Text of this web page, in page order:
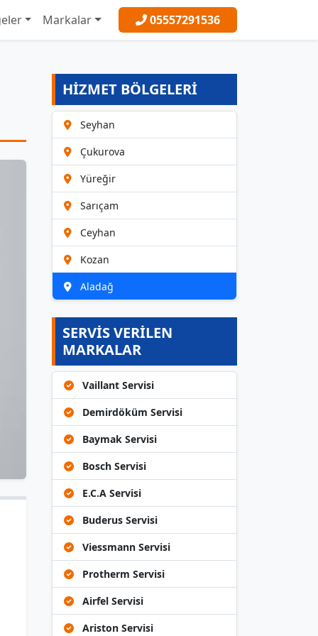
Markalar 05557291536
HİZMET BÖLGELERİ
Seyhan
Çukurova
Yüreğir
Sarıçam
Ceyhan
Kozan
Aladağ
SERVİS VERİLEN
MARKALAR
Vaillant Servisi
Demirdöküm Servisi
Baymak Servisi
Bosch Servisi
E.C.A Servisi
Buderus Servisi
Viessmann Servisi
Protherm Servisi
Airfel Servisi
Ariston Servisi